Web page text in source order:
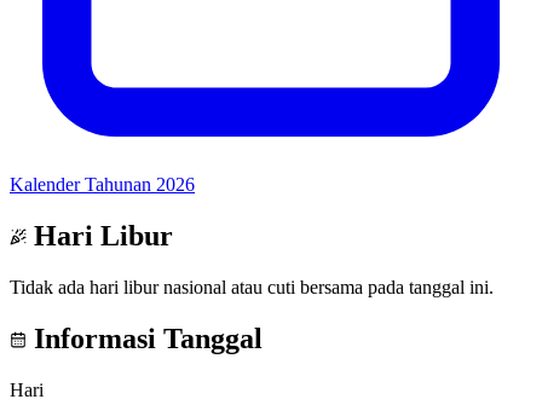
Kalender Tahunan 2026
Hari Libur
Tidak ada hari libur nasional atau cuti bersama pada tanggal ini.
Informasi Tanggal
Hari